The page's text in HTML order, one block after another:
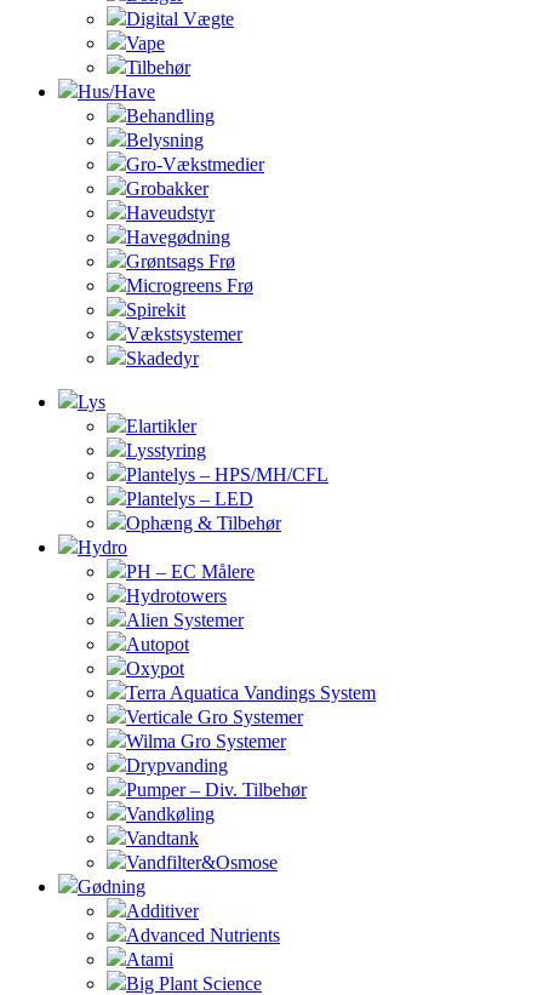
Digital Vægte
Vape
Tilbehør
Hus/Have
Behandling
Belysning
Gro-Vækstmedier
Grobakker
Haveudstyr
Havegødning
Grøntsags Frø
Microgreens Frø
Spirekit
Vækstsystemer
Skadedyr
Lys
Elartikler
Lysstyring
Plantelys – HPS/MH/CFL
Plantelys – LED
Ophæng & Tilbehør
Hydro
PH – EC Målere
Hydrotowers
Alien Systemer
Autopot
Oxypot
Terra Aquatica Vandings System
Verticale Gro Systemer
Wilma Gro Systemer
Drypvanding
Pumper – Div. Tilbehør
Vandkøling
Vandtank
Vandfilter&Osmose
Gødning
Additiver
Advanced Nutrients
Atami
Big Plant Science